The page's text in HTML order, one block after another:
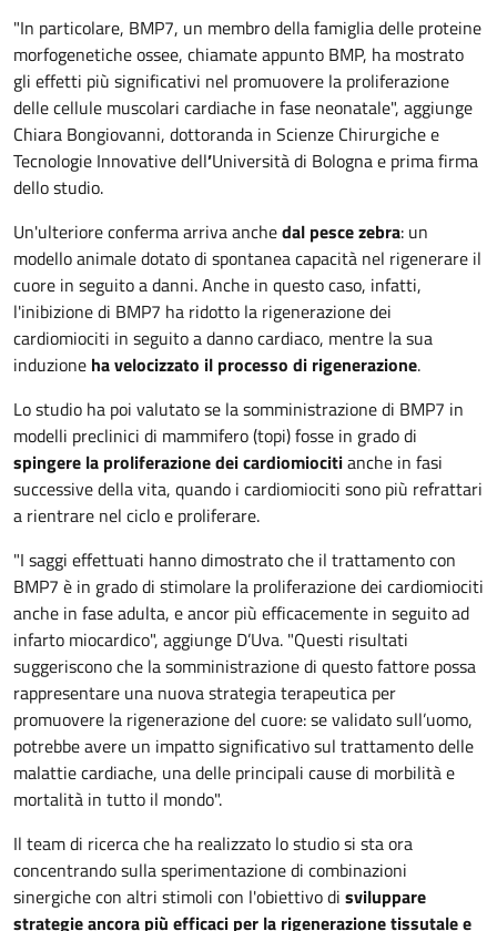
"In particolare, BMP7, un membro della famiglia delle proteine
morfogenetiche ossee, chiamate appunto BMP, ha mostrato
gli effetti più significativi nel promuovere la proliferazione
delle cellule muscolari cardiache in fase neonatale", aggiunge
Chiara Bongiovanni, dottoranda in Scienze Chirurgiche e
Tecnologie Innovative dell’Università di Bologna e prima firma
dello studio.
Un'ulteriore conferma arriva anchedal pesce zebra: un
modello animale dotato di spontanea capacità nel rigenerare il
cuore in seguito a danni. Anche in questo caso, infatti,
l'inibizione di BMP7 ha ridotto la rigenerazione dei
cardiomiociti in seguito a danno cardiaco, mentre la sua
induzione ha velocizzato il processo di rigenerazione.
Lo studio ha poi valutato se la somministrazione di BMP7 in
modelli preclinici di mammifero (topi) fosse in grado di
spingere la proliferazione dei cardiomiocitianche in fasi
successive della vita, quando i cardiomiociti sono più refrattari
a rientrare nel ciclo e proliferare.
"I saggi effettuati hanno dimostrato che il trattamento con
BMP7 è in grado di stimolare la proliferazione dei cardiomiociti
anche in fase adulta, e ancor più efficacemente in seguito ad
infarto miocardico", aggiunge D’Uva. "Questi risultati
suggeriscono che la somministrazione di questo fattore possa
rappresentare una nuova strategia terapeutica per
promuovere la rigenerazione del cuore: se validato sull’uomo,
potrebbe avere un impatto significativo sul trattamento delle
malattie cardiache, una delle principali cause di morbilità e
mortalità in tutto il mondo".
Il team di ricerca che ha realizzato lo studio si sta ora
concentrando sulla sperimentazione di combinazioni
sinergiche con altri stimoli con l'obiettivo di sviluppare
strategie ancora più efficaci per la rigenerazione tissutale e